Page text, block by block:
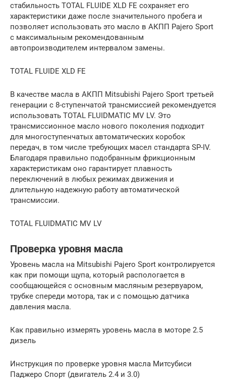
стабильность TOTAL FLUIDE XLD FE сохраняет его
характеристики даже после значительного пробега и
позволяет использовать это масло в АКПП Pajero Sport
с максимальным рекомендованным
автопроизводителем интервалом замены.
TOTAL FLUIDE XLD FE
В качестве масла в АКПП Mitsubishi Pajero Sport третьей
генерации с 8-ступенчатой трансмиссией рекомендуется
использовать TOTAL FLUIDMATIC MV LV. Это
трансмиссионное масло нового поколения подходит
для многоступенчатых автоматических коробок
передач, в том числе требующих масел стандарта SP-IV.
Благодаря правильно подобранным фрикционным
характеристикам оно гарантирует плавность
переключений в любых режимах движения и
длительную надежную работу автоматической
трансмиссии.
TOTAL FLUIDMATIC MV LV
Проверка уровня масла
Уровень масла на Mitsubishi Pajero Sport контролируется
как при помощи щупа, который распологается в
сообщающейся с основным масляным резервуаром,
трубке спереди мотора, так и с помощью датчика
давления масла.
Как правильно измерять уровень масла в моторе 2.5
дизель
Инструкция по проверке уровня масла Митсубиси
Паджеро Спорт (двигатель 2.4 и 3.0)